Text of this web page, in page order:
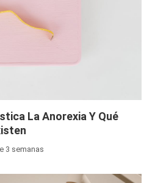
La Anorexia Y Qué
3 semanas